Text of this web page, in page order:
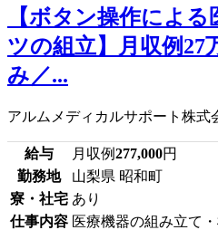
【ボタン操作によ
ツの組立】月収例27
み／...
アルムメディカルサポート株式
給与 月収例277,000円
勤務地
山梨県 昭和町
寮・社宅 あり
仕事内容 医療機器の組み立て